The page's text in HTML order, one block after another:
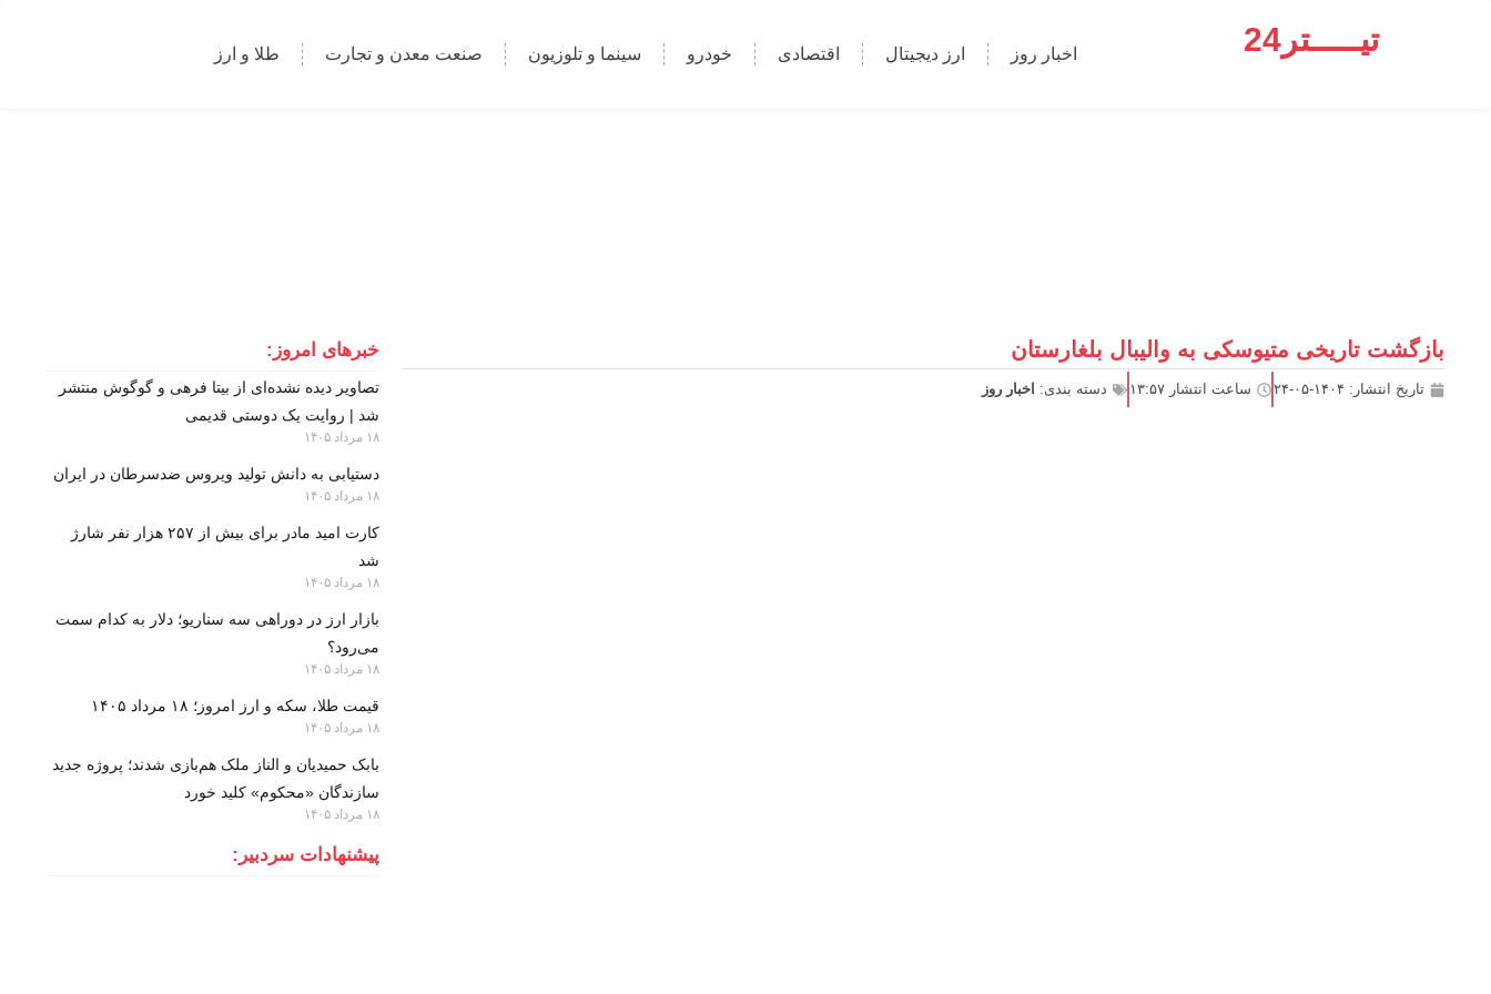
تیـــــتر24 اخبار روز ارز دیجیتال اقتصادی خودرو سینما و تلوزیون صنعت معدن و تجارت طلا و ارز
بازگشت تاریخی متیوسکی به والیبال بلغارستان
تاریخ انتشار: ۱۴۰۴-۰۵-۲۴ ساعت انتشار ۱۳:۵۷ دسته بندی: اخبار روز
خبرهای امروز:
تصاویر دیده‌ نشده‌ای از بیتا فرهی و گوگوش منتشر
شد | روایت یک دوستی قدیمی
۱۸ مرداد ۱۴۰۵
دستیابی به دانش تولید ویروس ضدسرطان در ایران
۱۸ مرداد ۱۴۰۵
کارت امید مادر برای بیش از ۲۵۷ هزار نفر شارژ
شد
۱۸ مرداد ۱۴۰۵
بازار ارز در دوراهی سه سناریو؛ دلار به کدام سمت
می‌رود؟
۱۸ مرداد ۱۴۰۵
قیمت طلا، سکه و ارز امروز؛ ۱۸ مرداد ۱۴۰۵
۱۸ مرداد ۱۴۰۵
بابک حمیدیان و الناز ملک هم‌بازی شدند؛ پروژه جدید
سازندگان «محکوم» کلید خورد
۱۸ مرداد ۱۴۰۵
پیشنهادات سردبیر: